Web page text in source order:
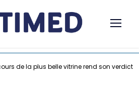
de la plus belle vitrine rend son verdict